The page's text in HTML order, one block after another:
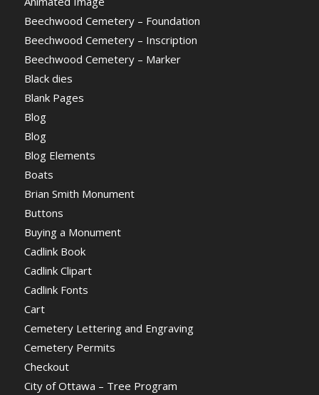
Beechwood Cemetery – Foundation
Beechwood Cemetery – Inscription
Beechwood Cemetery – Marker
Black dies
Blank Pages
Blog
Blog
Blog Elements
Boats
Brian Smith Monument
Buttons
Buying a Monument
Cadlink Book
Cadlink Clipart
Cadlink Fonts
Cart
Cemetery Lettering and Engraving
Cemetery Permits
Checkout
City of Ottawa – Tree Program